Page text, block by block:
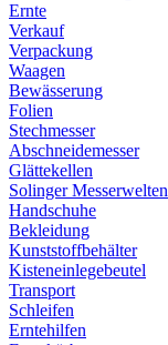
Ernte
Verkauf
Verpackung
Waagen
Bewässerung
Folien
Stechmesser
Abschneidemesser
Glättekellen
Solinger Messerwelten
Handschuhe
Bekleidung
Kunststoffbehälter
Kisteneinlegebeutel
Transport
Schleifen
Erntehilfen